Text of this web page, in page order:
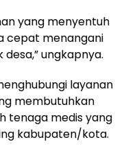
yang menyentuh
cepat menangani
ungkapnya.
layanan
membutuhkan
tenaga medis yang
kabupaten/kota.